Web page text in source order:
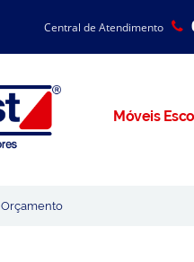
Central de Atendimento
Móveis
Orçamento